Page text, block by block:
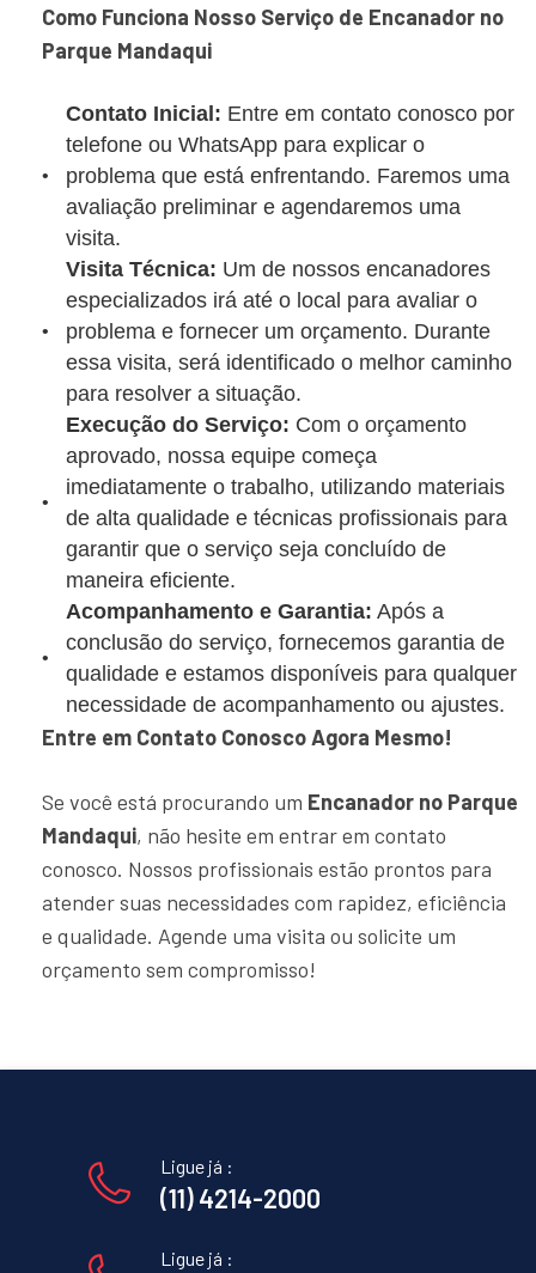
Como Funciona Nosso Serviço de Encanador no
Parque Mandaqui
Contato Inicial: Entre em contato conosco por
telefone ou WhatsApp para explicar o
problema que está enfrentando. Faremos uma
avaliação preliminar e agendaremos uma
visita.
Visita Técnica: Um de nossos encanadores
especializados irá até o local para avaliar o
problema e fornecer um orçamento. Durante
essa visita, será identificado o melhor caminho
para resolver a situação.
Execução do Serviço: Com o orçamento
aprovado, nossa equipe começa
imediatamente o trabalho, utilizando materiais
de alta qualidade e técnicas profissionais para
garantir que o serviço seja concluído de
maneira eficiente.
Acompanhamento e Garantia: Após a
conclusão do serviço, fornecemos garantia de
qualidade e estamos disponíveis para qualquer
necessidade de acompanhamento ou ajustes.
Entre em Contato Conosco Agora Mesmo!
Se você está procurando um Encanador no Parque
Mandaqui, não hesite em entrar em contato
conosco. Nossos profissionais estão prontos para
atender suas necessidades com rapidez, eficiência
e qualidade. Agende uma visita ou solicite um
orçamento sem compromisso!
Ligue já :
(11) 4214-2000
Ligue já :